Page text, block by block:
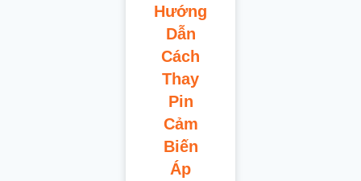
Hướng
Dẫn
Cách
Thay
Pin
Cảm
Biến
Áp